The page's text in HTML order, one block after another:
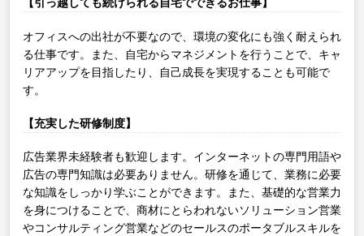
【引っ越しても続けられる自宅でできるお仕事】
オフィスへの出社が不要なので、環境の変化にも強く耐えられ
る仕事です。また、自宅からマネジメントを行うことで、キャ
リアアップを目指したり、自己成長を実現することも可能で
す。
【充実した研修制度】
広告業界未経験者も歓迎します。インターネットの専門用語や
広告の専門知識は必要ありません。研修を通じて、業務に必要
な知識をしっかり学ぶことができます。また、基礎的な営業力
を身につけることで、商材にとらわれないソリューション営業
やコンサルティング営業などのセールスのポータブルスキルを